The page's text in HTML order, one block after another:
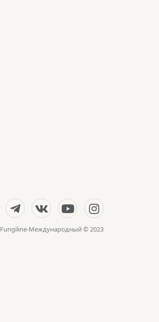
Fungiline-Международный © 2023